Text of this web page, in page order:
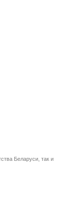
Беларуси, так и